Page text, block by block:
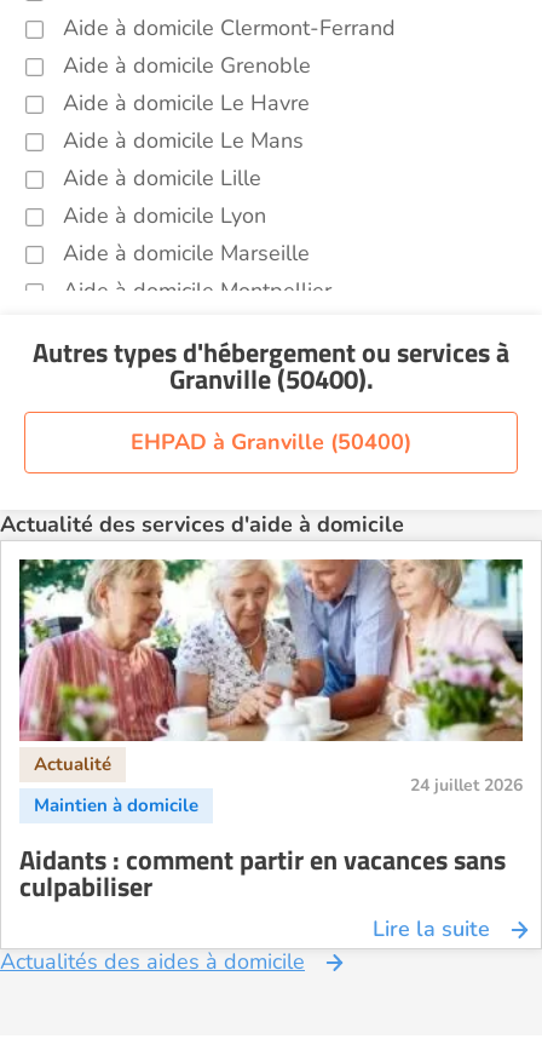
Sorties (promenades, rendez-vous
médicaux...) Granville (50400)
Voir toutes les aides à domicile à Granville
(50400)
Aide à domicile Clermont-Ferrand
Aide à domicile Grenoble
Aide à domicile Le Havre
Aide à domicile Le Mans
Aide à domicile Lille
Aide à domicile Lyon
Aide à domicile Marseille
Aide à domicile Montpellier
Aide à domicile Nice
Aide à domicile Orléans
Aide à domicile Paris
Aide à domicile Perpignan
Aide à domicile Rennes
Aide à domicile Saint-Etienne
Aide à domicile Toulouse
Recherche par ville
Autres types d'hébergement ou servicesà
Granville (50400).
EHPAD à Granville (50400)
Actualité des services d'aide à domicile
24 juillet 2026
Aidants : comment partir en vacances sans
culpabiliser
Lire la suite
Actualités des aides à domicile